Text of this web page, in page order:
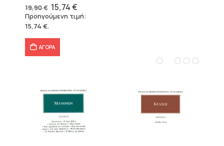
19,90€ Original
price
was:
15,74€Η
τρέχουσα
τιμή
Προηγούμενη τιμή:
15,74 €.
ΑΓΟΡΑ